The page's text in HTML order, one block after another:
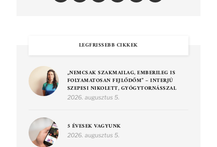
LEGFRISSEBB CIKKEK
„NEMCSAK SZAKMAILAG, EMBERILEG IS
FOLYAMATOSAN FEJLŐDŐM” – INTERJÚ
SZEPESI NIKOLETT, GYÓGYTORNÁSSZAL
2026. augusztus 5.
5 ÉVESEK VAGYUNK
2026. augusztus 5.